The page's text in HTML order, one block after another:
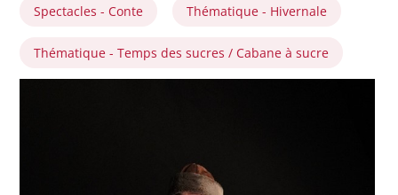
Spectacles - Conte Thématique - Hivernale
Thématique - Temps des sucres / Cabane à sucre